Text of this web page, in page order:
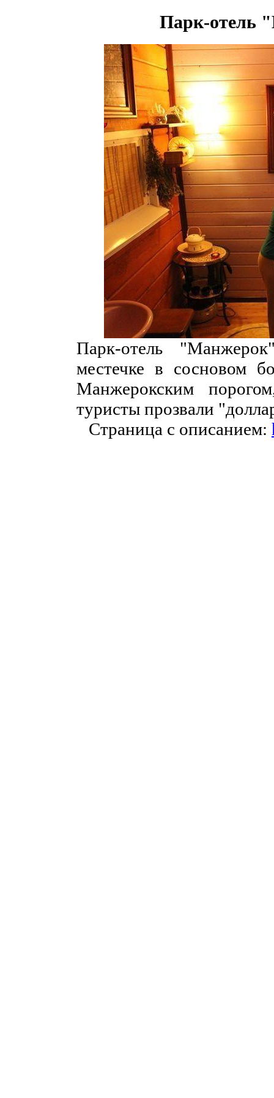
Парк-отель
Парк-отель
местечке в сосновом
Манжерокским
туристы прозвали
Страница с описанием: